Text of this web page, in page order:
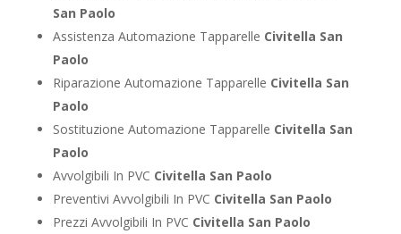
San Paolo
Assistenza Automazione Tapparelle Civitella San
Paolo
Riparazione Automazione Tapparelle Civitella San
Paolo
Sostituzione Automazione Tapparelle Civitella San
Paolo
Avvolgibili In PVC Civitella San Paolo
Preventivi Avvolgibili In PVC Civitella San Paolo
Prezzi Avvolgibili In PVC Civitella San Paolo